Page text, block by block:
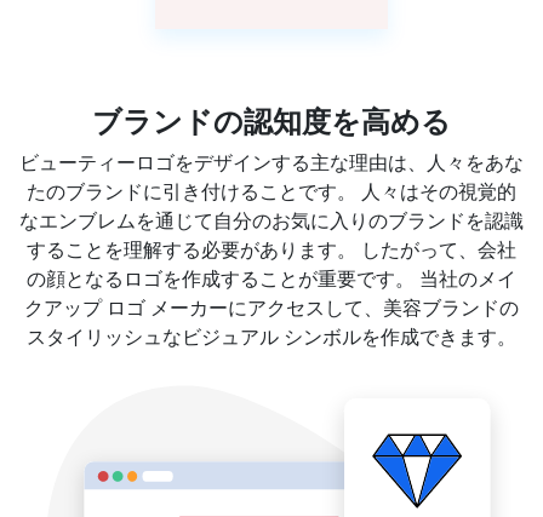
ブランドの認知度を高める
ビューティーロゴをデザインする主な理由は、人々をあな
たのブランドに引き付けることです。 人々はその視覚的
なエンブレムを通じて自分のお気に入りのブランドを認識
することを理解する必要があります。 したがって、会社
の顔となるロゴを作成することが重要です。 当社のメイ
クアップ ロゴ メーカーにアクセスして、美容ブランドの
スタイリッシュなビジュアル シンボルを作成できます。